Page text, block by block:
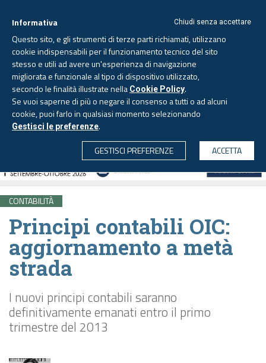
CERCA
Venerdì, 7 agosto 2026 - Aggiornato alle 6.00
CONTABILITÀ
Principi contabili OIC:
aggiornamento a metà
strada
I nuovi principi contabili saranno
definitivamente emanati entro il primo
trimestre del 2013
Chiudi senza accettare
Informativa
Questo sito, e gli strumenti di terze parti richiamati, utilizzano
cookie indispensabili per il funzionamento tecnico del sito
stesso e utili ad avere un'esperienza di navigazione
migliorata e funzionale al tipo di dispositivo utilizzato,
secondo le finalità illustrate nella Cookie Policy.
Se vuoi saperne di più o negare il consenso a tutti o ad alcuni
cookie, puoi farlo in qualsiasi momento selezionando
Gestisci le preferenze.
GESTISCI PREFERENZE
ACCETTA